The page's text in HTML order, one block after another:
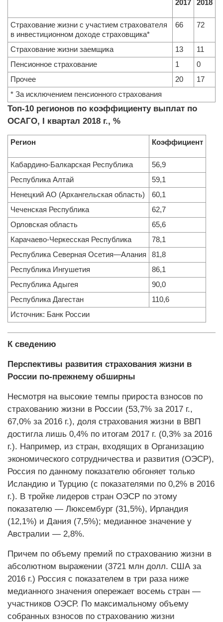
2017 2018
Страхование жизни с участием страхователя
в инвестиционном доходе страховщика*
66 72
Страхование жизни заемщика 13
11
Пенсионное страхование
1
0
Прочее
20
17
* За исключением пенсионного страхования
Топ-10 регионов по коэффициенту выплат по
ОСАГО, I квартал 2018 г., %
Регион Коэффициент
Кабардино-Балкарская Республика
56,9
Республика Алтай
59,1
Ненецкий АО (Архангельская область)
60,1
Чеченская Республика
62,7
Орловская область
65,6
Карачаево-Черкесская Республика
78,1
Республика Северная Осетия—Алания
81,8
Республика Ингушетия
86,1
Республика Адыгея
90,0
Республика Дагестан
110,6
Источник: Банк России
К сведению
Перспективы развития страхования жизни в
России по-прежнему обширны
Несмотря на высокие темпы прироста взносов по
страхованию жизни в России (53,7% за 2017 г.,
67,0% за 2016 г.), доля страхования жизни в ВВП
достигла лишь 0,4% по итогам 2017 г. (0,3% за 2016
г.). Например, из стран, входящих в Организацию
экономического сотрудничества и развития (ОЭСР),
Россия по данному показателю обгоняет только
Исландию и Турцию (с показателями по 0,2% в 2016
г.). В тройке лидеров стран ОЭСР по этому
показателю — Люксембург (31,5%), Ирландия
(12,1%) и Дания (7,5%); медианное значение у
Австралии — 2,8%.
Причем по объему премий по страхованию жизни в
абсолютном выражении (3721 млн долл. США за
2016 г.) Россия с показателем в три раза ниже
медианного значения опережает восемь стран —
участников ОЭСР. По максимальному объему
собранных взносов по страхованию жизни